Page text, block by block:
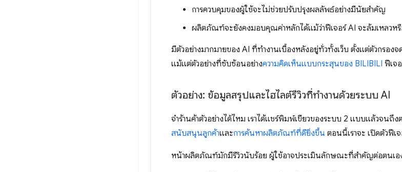
การควบคุมของผู้ใช้จะไม่ช่วยปรับปรุงผลลัพธ์อย่างมีนัยสำคัญ
ผลิตภัณฑ์จะยังคงมอบคุณค่าหลักได้แม้ว่าฟีเจอร์ AI จะล้มเหลวหรื
มีตัวอย่างมากมายของ AI ที่ทำงานเบื้องหลังอยู่ทั่วทั้งเว็บ ตั้งแต่ตัวกรอ
แม้แต่ตัวอย่างที่ซับซ้อนอย่างความคิดเห็นแบบกระสุนของ BILIBILI ฟีเจ
ตัวอย่าง: ข้อมูลสรุปและไฮไลต์รีวิวที่ทำงานด้วยระบบ AI
จำร้านค้าตัวอย่างได้ไหม เราได้แชร์พิมพ์เขียวของระบบ 2 แบบแล้วจนถึ
สนับสนุนลูกค้าและการค้นหาผลิตภัณฑ์ที่ดียิ่งขึ้น ตอนนี้เราจะ เปิดตัวฟีเ
หน้าผลิตภัณฑ์มักมีรีวิวนับร้อย ผู้ใช้อาจประเมินลักษณะที่สำคัญต่อตนเอ